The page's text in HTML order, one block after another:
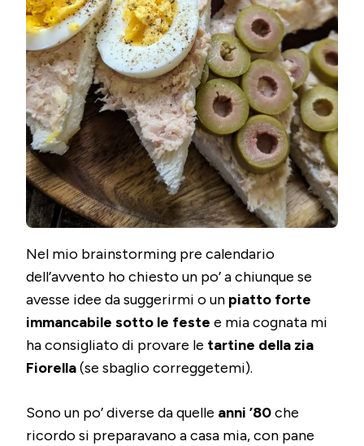
Nel mio brainstorming pre calendario
dell’avvento ho chiesto un po’ a chiunque se
avesse idee da suggerirmi o un piatto forte
immancabile sotto le feste e mia cognata mi
ha consigliato di provare le tartine della zia
Fiorella(se sbaglio correggetemi).
Sono un po’ diverse da quelle anni ’80che
ricordo si preparavano a casa mia, con pane